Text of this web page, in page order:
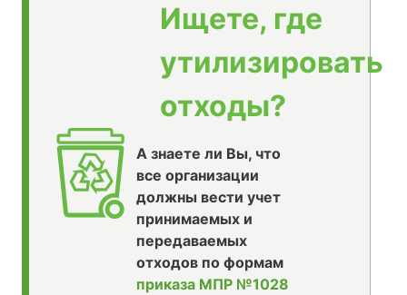
Ищете, где
утилизировать
отходы?
А знаете ли Вы, что
все организации
должны вести учет
принимаемых и
передаваемых
отходов по формам
приказа МПР №1028